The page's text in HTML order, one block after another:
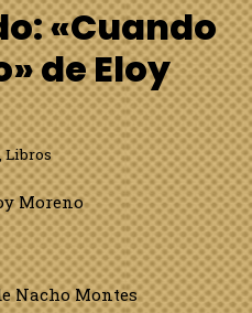
«Cuando
de Eloy
,Libros
Moreno